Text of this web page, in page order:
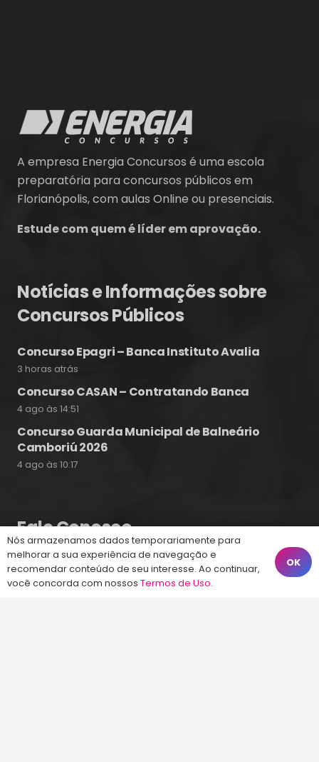
A empresa Energia Concursos é uma escola
preparatória para concursos públicos em
Florianópolis, com aulas Online ou presenciais.
Estude com quem é líder em aprovação.
Notícias e Informações sobre
Concursos Públicos
Concurso Epagri – Banca Instituto Avalia
3 horas atrás
Concurso CASAN – Contratando Banca
4 ago às 14:51
Concurso Guarda Municipal de Balneário
Camboriú 2026
4 ago às 10:17
Fale Conosco
(48) 99828-9929
Nós armazenamos dados temporariamente para
melhorar a sua experiência de navegação e
recomendar conteúdo de seu interesse. Ao continuar,
você concorda com nossos Termos de Uso.
OK